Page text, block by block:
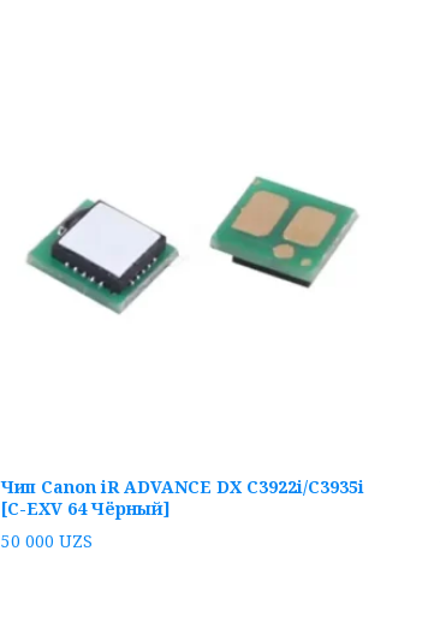
Чип Canon iR ADVANCE DX C3922i/C3935i
[C-EXV 64 Чёрный]
50 000UZS